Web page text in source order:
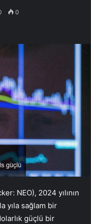
0
NEO), 2024 yılının
yıla sağlam bir
güçlü bir